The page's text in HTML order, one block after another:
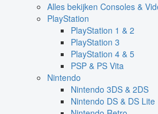
Alles bekijken Consoles &
PlayStation
PlayStation 1 & 2
PlayStation 3
PlayStation 4 & 5
PSP & PS Vita
Nintendo
Nintendo 3DS & 2DS
Nintendo DS & DS Lite